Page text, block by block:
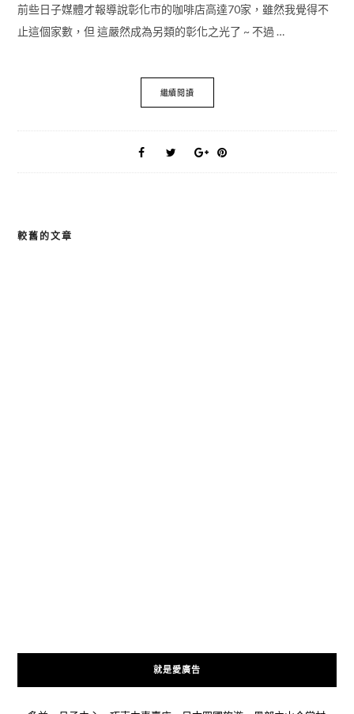
前些日子媒體才報導說彰化市的咖啡店高達70家，雖然我覺得不
止這個家數，但 這嚴然成為另類的彰化之光了 ~ 不過 …
繼續閱讀
文
較舊的文章
就是愛廣告